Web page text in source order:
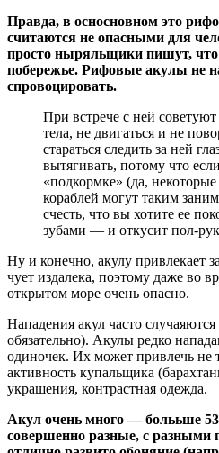
Правда, в осносновном это
считаются не опасными для
просто ныряльщики пишут, что
побережье. Рифовые акулы не
спровоцировать.
При встрече с ней
тела, не двигаться и не
стараться следить за ней
вытягивать, потому что
«подкормке» (да,
кораблей могут таким
счесть, что вы хотите ее
зубами — и откусит пол-
Ну и конечно, акулу привлекает
чует издалека, поэтому даже во
открытом море очень опасно.
Нападения акул часто случаяются
обязательно). Акулы редко
одиночек. Их может привлечь не
активность купальщика
украшения, контрастная одежда.
Акул очень много — болььше
совершенно разные, с разными